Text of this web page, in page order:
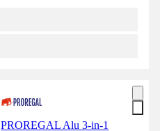
PROREGAL Alu 3-in-1